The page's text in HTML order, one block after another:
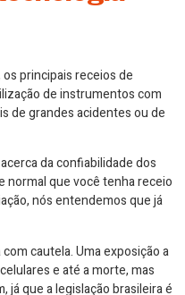
principais receios de
de instrumentos com
de grandes acidentes ou de
da confiabilidade dos
que você tenha receio
nós entendemos que já
cautela. Uma exposição a
e até a morte, mas
já que a legislação brasileira é